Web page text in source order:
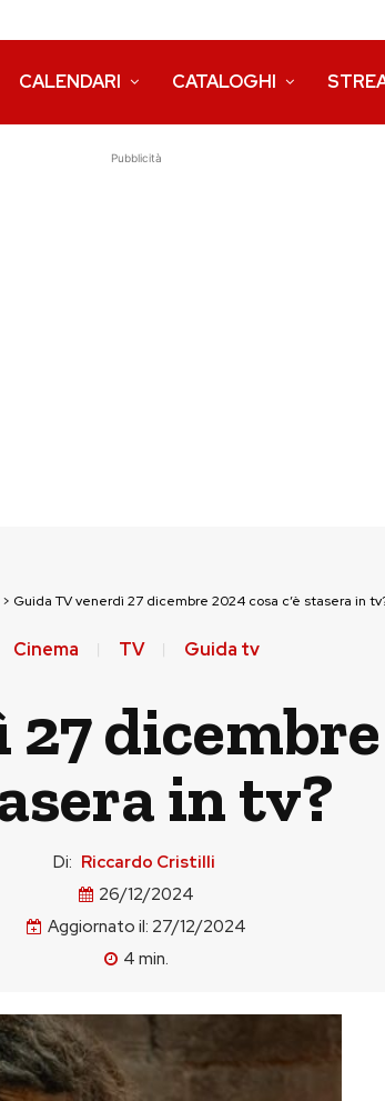
CALENDARI CATALOGHI
Pubblicità
Guida TV venerdì 27 dicembre 2024 cosa c’è stasera in
Cinema TV Guida tv
dicembre
in tv?
Di: Riccardo Cristilli
26/12/2024
Aggiornato il: 27/12/2024
4 min.